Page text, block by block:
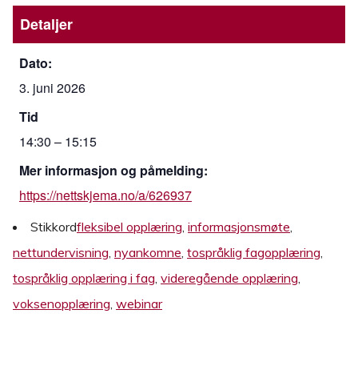
Detaljer
Dato:
3. juni 2026
Tid
14:30 – 15:15
Mer informasjon og påmelding:
https://nettskjema.no/a/626937
Stikkordfleksibel opplæring, informasjonsmøte,
nettundervisning, nyankomne, tospråklig fagopplæring,
tospråklig opplæring i fag, videregående opplæring,
voksenopplæring, webinar